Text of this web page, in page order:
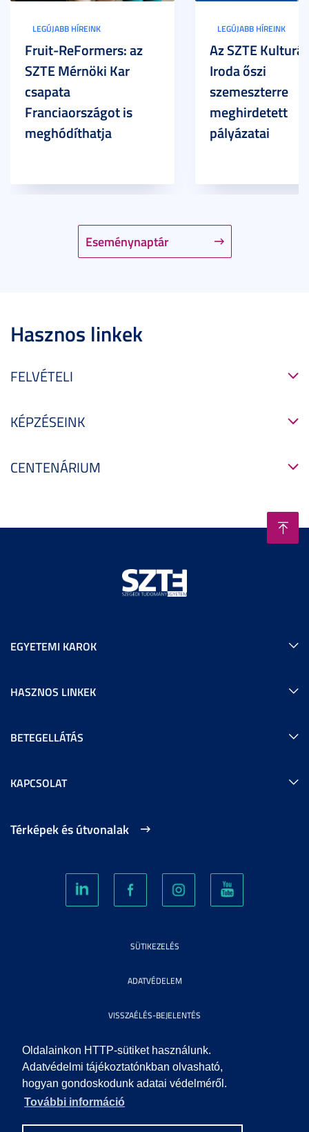
Oldalainkon HTTP-sütiket használunk.
Adatvédelmi tájékoztatónkban olvasható,
hogyan gondoskodunk adatai védelméről.
További információ
Eseménynaptár
LEGÚJABB HÍREINK
Fruit-ReFormers: az
SZTE Mérnöki Kar
csapata
Franciaországot is
meghódíthatja
LEGÚJABB HÍREINK
Az SZTE
Iroda őszi
szemeszterre
meghirdetett
pályázatai
Hasznos linkek
FELVÉTELI
KÉPZÉSEINK
CENTENÁRIUM
EGYETEMI KAROK
HASZNOS LINKEK
BETEGELLÁTÁS
KAPCSOLAT
Térképek és útvonalak
SÜTIKEZELÉS
ADATVÉDELEM
VISSZAÉLÉS-BEJELENTÉS
KÖZÉRDEKŰ ADATOK
IMPRESSZUM